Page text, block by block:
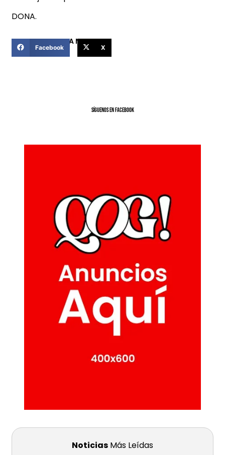
DONA.
COMPARTIR ESTA NOTICIA
Facebook X
SíGUENOS EN FACEBOOK
Noticias Más Leídas